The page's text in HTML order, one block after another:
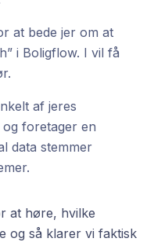
at bede jer om at
i Boligflow. I vil få
af jeres
foretager en
data stemmer
at høre, hvilke
og så klarer vi faktisk